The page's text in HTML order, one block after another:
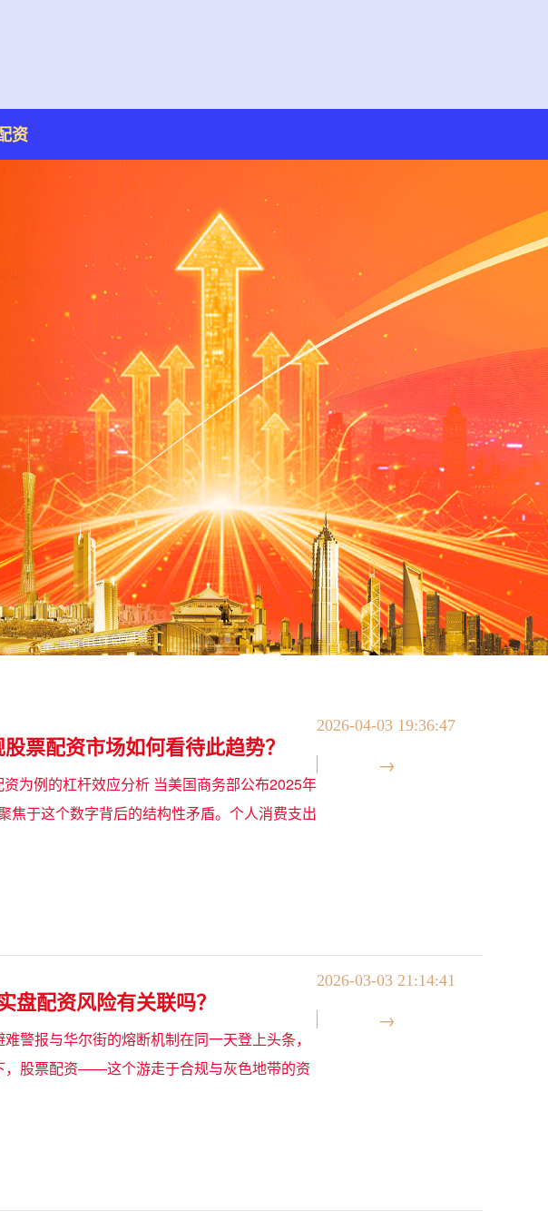
资
票配资市场如何看待此趋势？
2026-04-03 19:36:47
为例的杠杆效应分析 当美国商务部公布2025年
焦于这个数字背后的结构性矛盾。个人消费支出
盘配资风险有关联吗？
2026-03-03 21:14:41
警报与华尔街的熔断机制在同一天登上头条，
，股票配资——这个游走于合规与灰色地带的资